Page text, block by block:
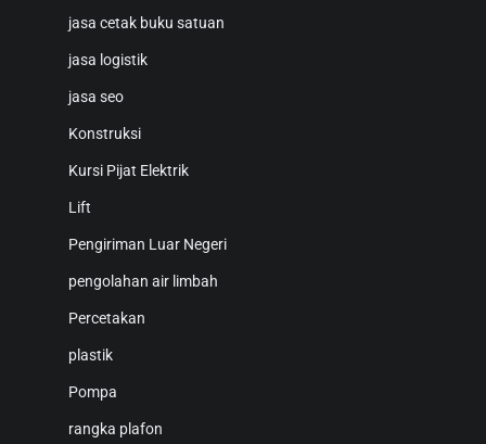
jasa cetak buku satuan
jasa logistik
jasa seo
Konstruksi
Kursi Pijat Elektrik
Lift
Pengiriman Luar Negeri
pengolahan air limbah
Percetakan
plastik
Pompa
rangka plafon